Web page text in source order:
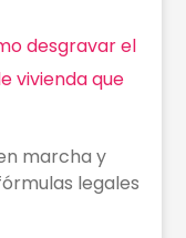
desgravar el
vivienda que
marcha y
legales